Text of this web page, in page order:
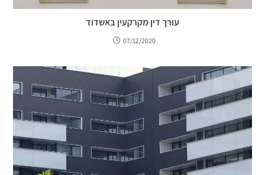
עורך דין מקרקעין באשדוד
07/12/2020